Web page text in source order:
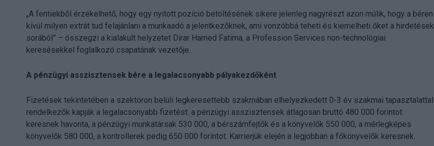
„A fentiekből érzékelhető, hogy egy nyitott pozíció betöltésének sikere jelenleg nagyrészt azon múlik, hogy a béren
kívül milyen extrát tud felajánlani a munkaadó a jelentkezőknek, ami vonzóbbá teheti és kiemelheti őket a hirdetések
sorából” – összegzi a kialakult helyzetet Dirar Hamed Fatima, a Profession Services non-technológiai
keresésekkel foglalkozó csapatának vezetője.
A pénzügyi asszisztensek bére a legalacsonyabb pályakezdőként
Fizetések tekintetében a szektoron belüli legkeresettebb szakmában elhelyezkedett 0-3 év szakmai tapasztalattal
rendelkezők kapják a legalacsonyabb fizetést: a pénzügyi asszisztensek átlagosan bruttó 480 000 forintot
keresnek havonta, a pénzügyi munkatársak 530 000, a bérszámfejtők és a könyvelők 550 000, a mérlegképes
könyvelők 580 000, a kontrollerek pedig 650 000 forintot. Karrierjük elején a legjobban a főkönyvelők keresnek.